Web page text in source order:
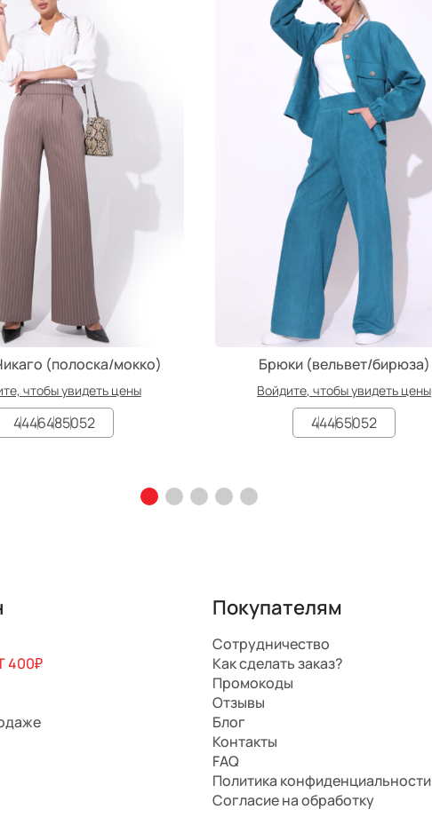
(полоска/мокко)
чтобы увидеть цены
4446485052
Брюки (вельвет/бирюза)
Войдите, чтобы увидеть цены
44465052
400₽
Покупателям
Сотрудничество
Как сделать заказ?
Промокоды
Отзывы
Блог
Контакты
FAQ
Политика конфиденциальности
Согласие на обработку